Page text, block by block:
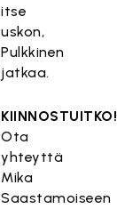
itse
uskon,
Pulkkinen
jatkaa.
KIINNOSTUITKO!
Ota
yhteyttä
Mika
Saastamoiseen